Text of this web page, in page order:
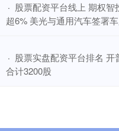
· 股票配资平台线上 期权
超6% 美光与通用汽车签署
· 股票实盘配资平台排名
合计3200股